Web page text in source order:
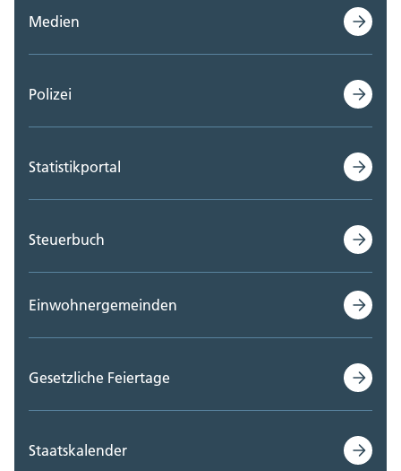
Medien
Polizei
Statistikportal
Steuerbuch
Einwohnergemeinden
Gesetzliche Feiertage
Staatskalender